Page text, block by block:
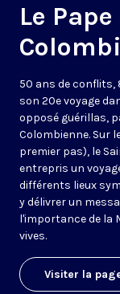
Le
50 ans de conflits,
son 20e voyage
opposé guérillas,
Colombienne. Sur
premier pas), le
entrepris un
différents lieux
y délivrer un
l'importance de la
vives.
Visiter la